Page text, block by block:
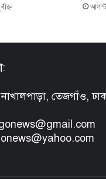
:
তেজগাঁও,